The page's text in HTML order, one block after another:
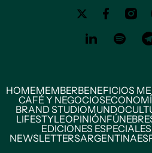
HOMEMEMBERBENEFICIOS
CAFÉ Y NEGOCIOS
BRAND STUDIOMUNDO
LIFESTYLEOPINIÓN
EDICIONES ESPECIALES
NEWSLETTERSARGENTINA